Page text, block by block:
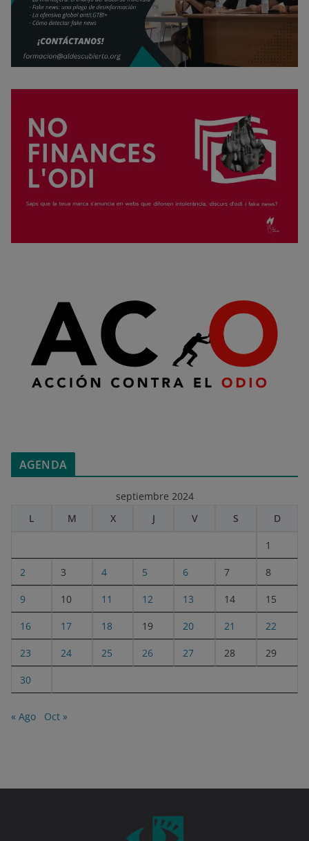
AGENDA
septiembre 2024
L
M X J V S D
1
2 3 4 5 6 7 8
9 10 11 12 13 14 15
16 17 18 19 20 21 22
23 24 25 26 27 28 29
30
« Ago Oct »